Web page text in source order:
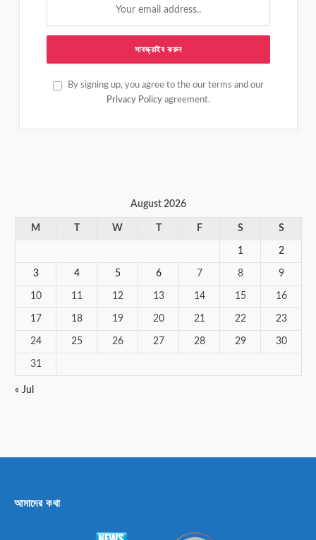
By signing up, you agree to the our terms and our
Privacy Policy agreement.
August 2026
M T W T F S S
1 2
3 4 5 6 7 8 9
10 11 12 13 14 15 16
17 18 19 20 21 22 23
24 25 26 27 28 29 30
31
« Jul
আমাদের কথা